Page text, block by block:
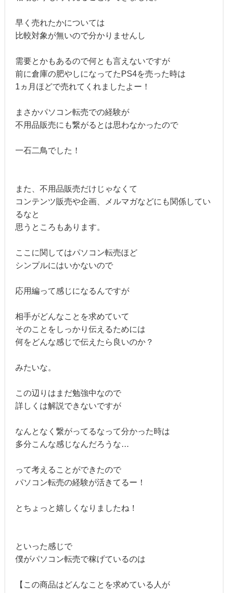
早く売れたかについては
比較対象が無いので分かりませんし
需要とかもあるので何とも言えないですが
前に倉庫の肥やしになってたPS4を売った時は
1ヵ月ほどで売れてくれましたよー！
まさかパソコン転売での経験が
不用品販売にも繋がるとは思わなかったので
一石二鳥でした！
また、不用品販売だけじゃなくて
コンテンツ販売や企画、メルマガなどにも関係してい
るなと
思うところもあります。
ここに関してはパソコン転売ほど
シンプルにはいかないので
応用編って感じになるんですが
相手がどんなことを求めていて
そのことをしっかり伝えるためには
何をどんな感じで伝えたら良いのか？
みたいな。
この辺りはまだ勉強中なので
詳しくは解説できないですが
なんとなく繋がってるなって分かった時は
多分こんな感じなんだろうな…
って考えることができたので
パソコン転売の経験が活きてるー！
とちょっと嬉しくなりましたね！
といった感じで
僕がパソコン転売で稼げているのは
【この商品はどんなことを求めている人が